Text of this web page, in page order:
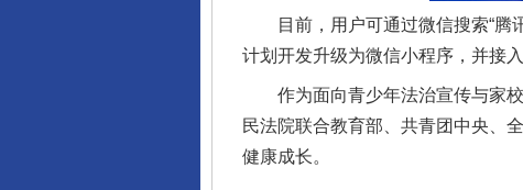
目前，用户可通过微信搜索“腾讯
计划开发升级为微信小程序，并接
作为面向青少年法治宣传与家校
民法院联合教育部、共青团中央、
健康成长。